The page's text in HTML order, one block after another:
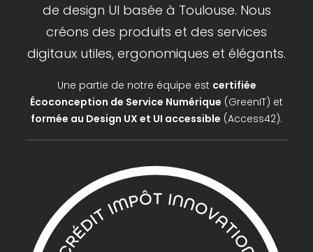
de design UI basée à Toulouse. Nous
créons des produits et des services
digitaux utiles, ergonomiques et élégants.
Une partie de notre équipe est certifiée
Écoconception de Service Numérique (GreenIT) et
formée au Design UX et UI accessible (Access42).